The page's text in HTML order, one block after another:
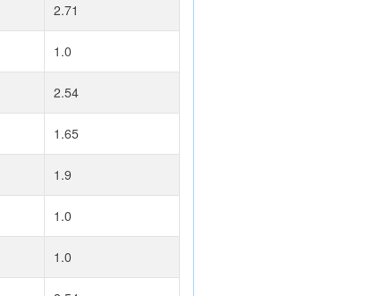
2.71
1.0
2.54
1.65
1.9
1.0
1.0